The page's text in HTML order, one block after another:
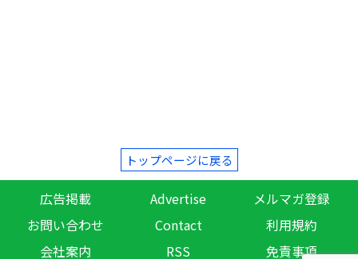
トップページに戻る
広告掲載 Advertise
メルマガ登録
お問い合わせ
Contact
利用規約
会社案内
RSS 免責事項